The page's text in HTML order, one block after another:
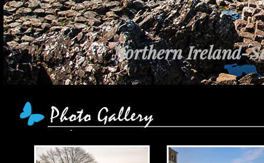
Northern Ireland-